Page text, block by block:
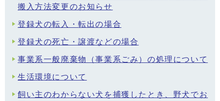
搬入方法変更のお知らせ
登録犬の転入・転出の場合
登録犬の死亡・譲渡などの場合
事業系一般廃棄物（事業系ごみ）の処理について
生活環境について
飼い主のわからない犬を捕獲したとき、野犬でお